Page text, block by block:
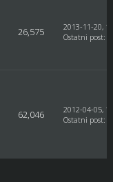
26,575
2013-11-20,
Ostatni post:
62,046
2012-04-05,
Ostatni post: